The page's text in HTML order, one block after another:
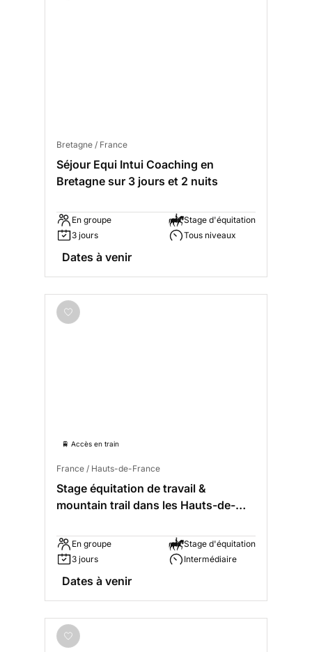
Bretagne / France
Séjour Equi Intui Coaching en
Bretagne sur 3 jours et 2 nuits
En groupe
3 jours
Stage d'équitation
Tous niveaux
Dates à venir
🚆 Accès en train
France / Hauts-de-France
Stage équitation de travail &
mountain trail dans les Hauts-de-
En groupe
3 jours
Stage d'équitation
Intermédiaire
Dates à venir